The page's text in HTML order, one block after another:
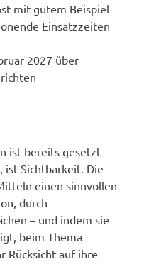
mit gutem Beispiel
Einsatzzeiten
2027 über
ist bereits gesetzt –
ist Sichtbarkeit. Die
einen sinnvollen
durch
– und indem sie
beim Thema
Rücksicht auf ihre